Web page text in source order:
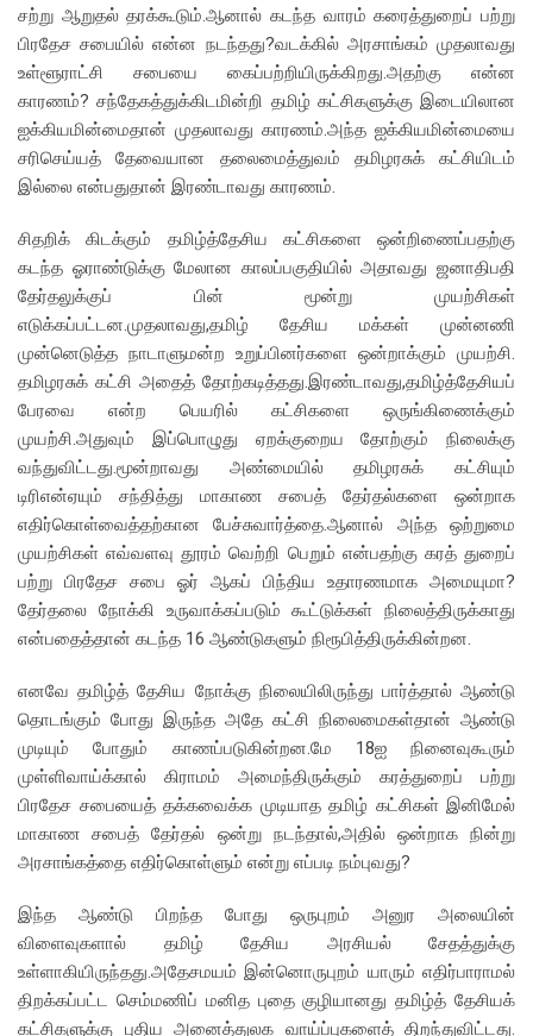
சற்று ஆறுதல் தரக்கூடும்.ஆனால் கடந்த வாரம் கரைத்துறைப் பற்று
பிரதேச சபையில் என்ன நடந்தது?வடக்கில் அரசாங்கம் முதலாவது
உள்ளூராட்சி சபையை கைப்பற்றியிருக்கிறது.அதற்கு என்ன
காரணம்? சந்தேகத்துக்கிடமின்றி தமிழ் கட்சிகளுக்கு இடையிலான
ஐக்கியமின்மைதான் முதலாவது காரணம்.அந்த ஐக்கியமின்மையை
சரிசெய்யத் தேவையான தலைமைத்துவம் தமிழரசுக் கட்சியிடம்
இல்லை என்பதுதான் இரண்டாவது காரணம்.
சிதறிக் கிடக்கும் தமிழ்த்தேசிய கட்சிகளை ஒன்றிணைப்பதற்கு
கடந்த ஓராண்டுக்கு மேலான காலப்பகுதியில் அதாவது ஜனாதிபதி
தேர்தலுக்குப் பின் மூன்று முயற்சிகள்
எடுக்கப்பட்டன.முதலாவது,தமிழ் தேசிய மக்கள் முன்னணி
முன்னெடுத்த நாடாளுமன்ற உறுப்பினர்களை ஒன்றாக்கும் முயற்சி.
தமிழரசுக் கட்சி அதைத் தோற்கடித்தது.இரண்டாவது,தமிழ்த்தேசியப்
பேரவை என்ற பெயரில் கட்சிகளை ஒருங்கிணைக்கும்
முயற்சி.அதுவும் இப்பொழுது ஏறக்குறைய தோற்கும் நிலைக்கு
வந்துவிட்டது.மூன்றாவது அண்மையில் தமிழரசுக் கட்சியும்
டிரிஎன்ஏயும் சந்தித்து மாகாண சபைத் தேர்தல்களை ஒன்றாக
எதிர்கொள்வைத்தற்கான பேச்சுவார்த்தை.ஆனால் அந்த ஒற்றுமை
முயற்சிகள் எவ்வளவு தூரம் வெற்றி பெறும் என்பதற்கு கரத் துறைப்
பற்று பிரதேச சபை ஓர் ஆகப் பிந்திய உதாரணமாக அமையுமா?
தேர்தலை நோக்கி உருவாக்கப்படும் கூட்டுக்கள் நிலைத்திருக்காது
என்பதைத்தான் கடந்த 16 ஆண்டுகளும் நிரூபித்திருக்கின்றன.
எனவே தமிழ்த் தேசிய நோக்கு நிலையிலிருந்து பார்த்தால் ஆண்டு
தொடங்கும் போது இருந்த அதே கட்சி நிலைமைகள்தான் ஆண்டு
முடியும் போதும் காணப்படுகின்றன.மே 18ஐ நினைவுகூரும்
முள்ளிவாய்க்கால் கிராமம் அமைந்திருக்கும் கரத்துறைப் பற்று
பிரதேச சபையைத் தக்கவைக்க முடியாத தமிழ் கட்சிகள் இனிமேல்
மாகாண சபைத் தேர்தல் ஒன்று நடந்தால்,அதில் ஒன்றாக நின்று
அரசாங்கத்தை எதிர்கொள்ளும் என்று எப்படி நம்புவது?
இந்த ஆண்டு பிறந்த போது ஒருபுறம் அனுர அலையின்
விளைவுகளால் தமிழ் தேசிய அரசியல் சேதத்துக்கு
உள்ளாகியிருந்தது.அதேசமயம் இன்னொருபுறம் யாரும் எதிர்பாராமல்
திறக்கப்பட்ட செம்மணிப் மனித புதை குழியானது தமிழ்த் தேசியக்
கட்சிகளுக்கு புதிய அனைத்துலக வாய்ப்புகளைத் திறந்துவிட்டது.